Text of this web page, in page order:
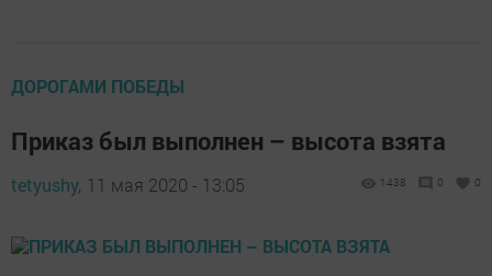
ДОРОГАМИ ПОБЕДЫ
Приказ был выполнен – высота взята
tetyushy, 11 мая 2020 - 13:05 1438 0 0